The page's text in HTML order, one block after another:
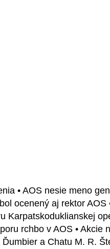
• AOS nesie meno
ocenený aj rektor
Karpatskoduklianskej
rchbo v AOS •
a Chatu M. R.